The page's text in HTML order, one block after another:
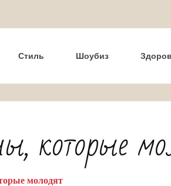
Стиль Шоубиз
которые
молодят